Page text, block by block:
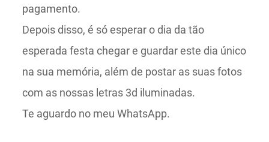
pagamento.
Depois disso, é só esperar o dia da tão
esperada festa chegar e guardar este dia único
na sua memória, além de postar as suas fotos
com as nossas letras 3d iluminadas.
Te aguardo no meu WhatsApp.